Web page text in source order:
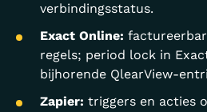
verbindingsstatus.
Exact Online:
regels; period lock in
bijhorende QlearView-
Zapier: triggers en acties